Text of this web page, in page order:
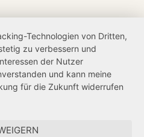
Technologien von Dritten,
zu verbessern und
der Nutzer
und kann meine
für die Zukunft widerrufen